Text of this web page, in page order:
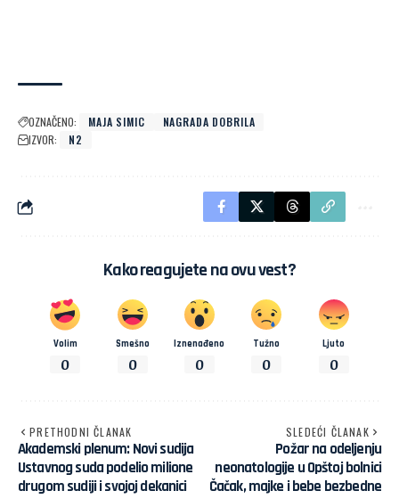
OZNAČENO: MAJA SIMIC
NAGRADA DOBRILA
IZVOR:
N2
Kako reagujete na ovu vest?
Volim
0
Smešno
0
Iznenađeno
0
Tužno
0
Ljuto
0
PRETHODNI ČLANAK
Akademski plenum: Novi sudija
Ustavnog suda podelio milione
drugom sudiji i svojoj dekanici
SLEDEĆI ČLANAK
Požar na odeljenju
neonatologije u Opštoj bolnici
Čačak, majke i bebe bezbedne